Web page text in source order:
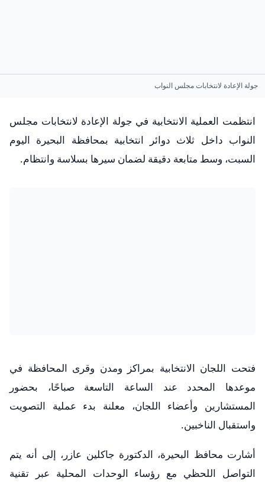
جولة الإعادة لانتخابات مجلس النواب
انتظمت العملية الانتخابية في جولة الإعادة لانتخابات مجلس
النواب داخل ثلاث دوائر انتخابية بمحافظة البحيرة اليوم
السبت، وسط متابعة دقيقة لضمان سيرها بسلاسة وانتظام.
فتحت اللجان الانتخابية بمراكز ومدن وقرى المحافظة في
موعدها المحدد عند الساعة التاسعة صباحًا، بحضور
المستشارين وأعضاء اللجان، معلنة بدء عملية التصويت
واستقبال الناخبين.
أشارت محافظ البحيرة، الدكتورة جاكلين عازر، إلى أنه يتم
التواصل اللحظي مع رؤساء الوحدات المحلية عبر تقنية